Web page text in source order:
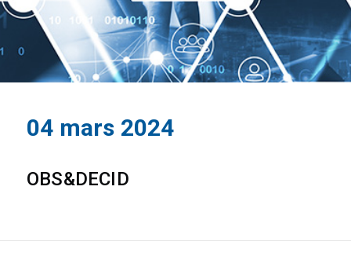
04 mars 2024
OBS&DECID